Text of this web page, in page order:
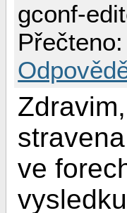
gconf-
ve